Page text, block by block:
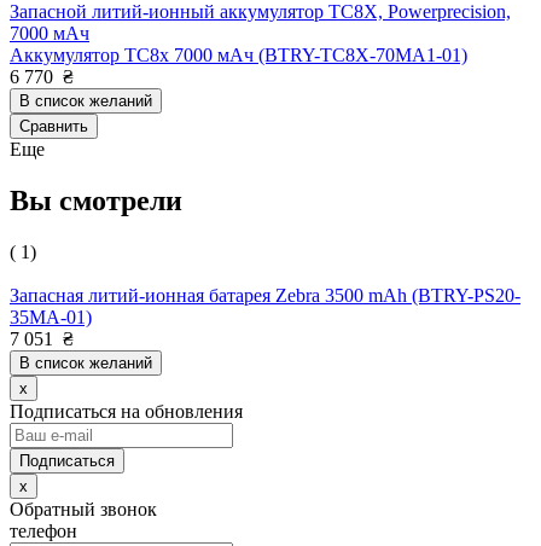
Запасной литий-ионный аккумулятор TC8X, Powerprecision,
7000 мАч
Аккумулятор TC8x 7000 мАч (BTRY-TC8X-70MA1-01)
6 770 ₴
В список желаний
Сравнить
Еще
Вы смотрели
( 1)
Запасная литий-ионная батарея Zebra 3500 mAh (BTRY-PS20-
35MA-01)
7 051
₴
В список желаний
x
Подписаться на обновления
x
Обратный звонок
телефон